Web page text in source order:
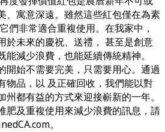
、寓意深遠。雖然這些紅包僅在為素
們非常適合重複使用。在我家中，
於未來的慶祝、送禮， 甚至是創意
減少浪費，也能延續傳統精神。
開始不需要完美，只需要用心。通過
物品，以 及正確回收，我們能以對
都有益的方式來迎接嶄新的一年。
肥及重複使用來減少浪費的訊息，請
。